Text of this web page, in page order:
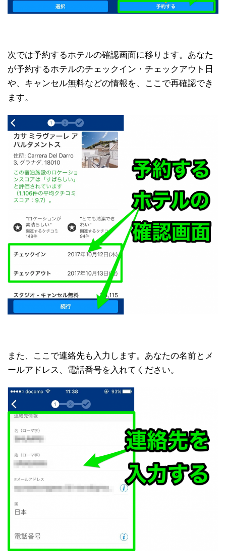
次では予約するホテルの確認画面に移ります。あなた
が予約するホテルのチェックイン・チェックアウト日
や、キャンセル無料などの情報を、ここで再確認でき
ます。
また、ここで連絡先も入力します。あなたの名前とメ
ールアドレス、電話番号を入れてください。